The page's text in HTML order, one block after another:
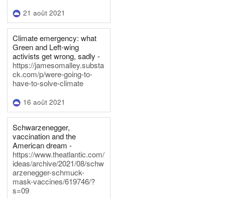
21 août 2021
Climate emergency: what
Green and Left-wing
activists get wrong, sadly -
https://jamesomalley.substa
ck.com/p/were-going-to-
have-to-solve-climate
16 août 2021
Schwarzenegger,
vaccination and the
American dream -
https://www.theatlantic.com/
ideas/archive/2021/08/schw
arzenegger-schmuck-
mask-vaccines/619746/?
s=09